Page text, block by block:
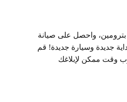
سيارة نيسان باترول 2024 من الوكيل نيسان بترومين، واحصل على صيانة
على الطريق. بداية جديدة وسيارة جديدة! قم
وقت ممكن لإبلاغك